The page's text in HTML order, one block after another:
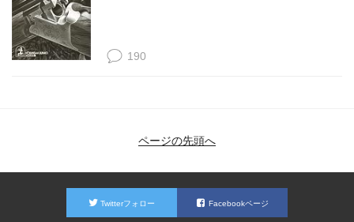
190
ページの先頭へ
Twitterフォロー Facebookページ